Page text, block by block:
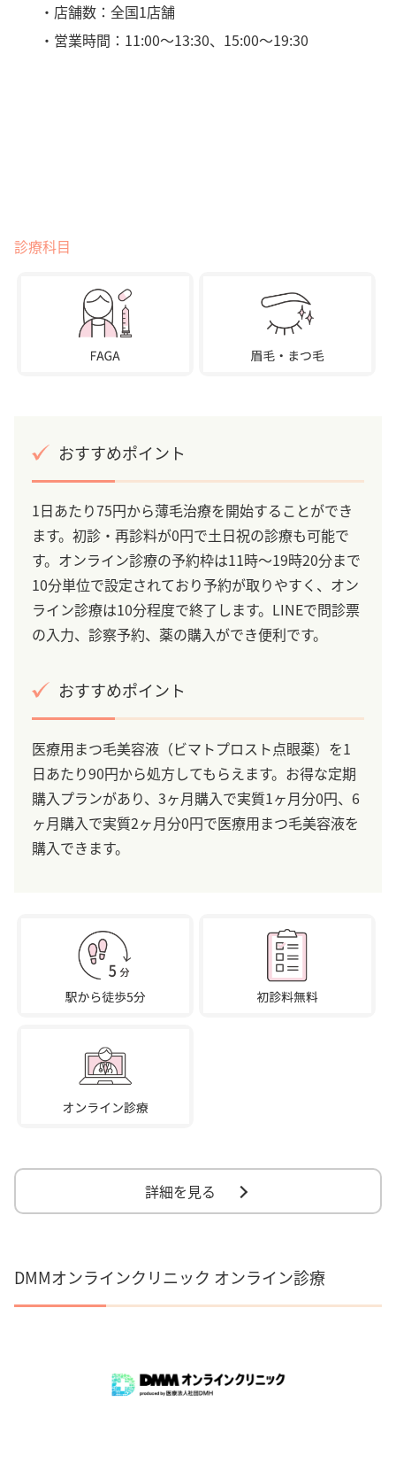
・店舗数：全国1店舗
・営業時間：11:00〜13:30、15:00〜19:30
診療科目
おすすめポイント
1日あたり75円から薄毛治療を開始することができ
ます。初診・再診料が0円で土日祝の診療も可能で
す。オンライン診療の予約枠は11時～19時20分まで
10分単位で設定されており予約が取りやすく、オン
ライン診療は10分程度で終了します。LINEで問診票
の入力、診察予約、薬の購入ができ便利です。
おすすめポイント
医療用まつ毛美容液（ビマトプロスト点眼薬）を1
日あたり90円から処方してもらえます。お得な定期
購入プランがあり、3ヶ月購入で実質1ヶ月分0円、6
ヶ月購入で実質2ヶ月分0円で医療用まつ毛美容液を
購入できます。
詳細を見る
DMMオンラインクリニック オンライン診療